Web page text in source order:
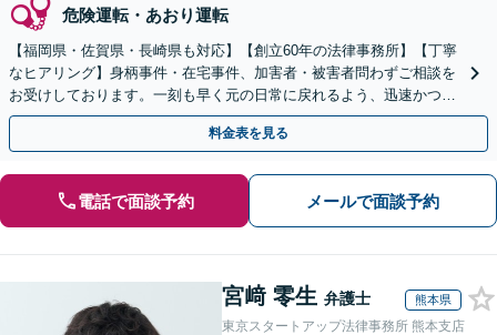
危険運転・あおり運転
【福岡県・佐賀県・長崎県も対応】【創立60年の法律事務所】【丁寧
なヒアリング】身柄事件・在宅事件、加害者・被害者問わずご相談を
お受けしております。一刻も早く元の日常に戻れるよう、迅速かつ丁
寧に弁護活動を進めてまいります。ぜひご相談ください。
料金表を見る
電話で面談予約 メールで面談予約
宮﨑 零生 弁護士 熊本県
東京スタートアップ法律事務所 熊本支店